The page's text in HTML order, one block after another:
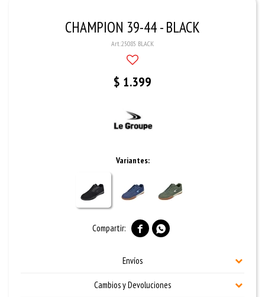
CHAMPION 39-44 - BLACK
25085 BLACK
$ 1.399
Variantes:
 
Envíos
Cambios y Devoluciones